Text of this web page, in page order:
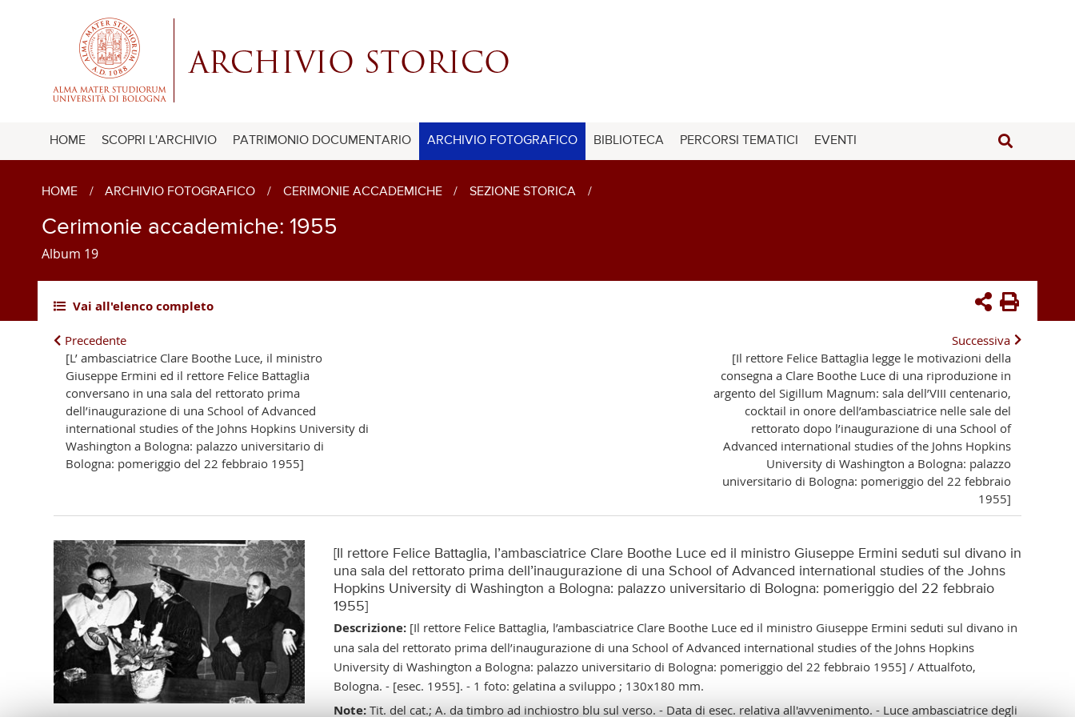
HOME SCOPRI L'ARCHIVIO PATRIMONIO DOCUMENTARIO ARCHIVIO FOTOGRAFICO BIBLIOTECA PERCORSI TEMATICI EVENTI
HOME / ARCHIVIO FOTOGRAFICO / CERIMONIE ACCADEMICHE / SEZIONE STORICA /
Cerimonie accademiche: 1955
Album 19
Vai all'elenco completo
Precedente
[L’ ambasciatrice Clare Boothe Luce, il ministro
Giuseppe Ermini ed il rettore Felice Battaglia
conversano in una sala del rettorato prima
dell’inaugurazione di una School of Advanced
international studies of the Johns Hopkins University di
Washington a Bologna: palazzo universitario di
Bologna: pomeriggio del 22 febbraio 1955]
Successiva
[Il rettore Felice Battaglia legge le motivazioni della
consegna a Clare Boothe Luce di una riproduzione in
argento del Sigillum Magnum: sala dell’VIII centenario,
cocktail in onore dell’ambasciatrice nelle sale del
rettorato dopo l’inaugurazione di una School of
Advanced international studies of the Johns Hopkins
University di Washington a Bologna: palazzo
universitario di Bologna: pomeriggio del 22 febbraio
1955]
[Il rettore Felice Battaglia, l’ambasciatrice Clare Boothe Luce ed il ministro Giuseppe Ermini seduti sul divano in
una sala del rettorato prima dell’inaugurazione di una School of Advanced international studies of the Johns
Hopkins University di Washington a Bologna: palazzo universitario di Bologna: pomeriggio del 22 febbraio
1955]
Descrizione:[Il rettore Felice Battaglia, l’ambasciatrice Clare Boothe Luce ed il ministro Giuseppe Ermini seduti sul divano in
una sala del rettorato prima dell’inaugurazione di una School of Advanced international studies of the Johns Hopkins
University di Washington a Bologna: palazzo universitario di Bologna: pomeriggio del 22 febbraio 1955] / Attualfoto,
Bologna. - [esec. 1955]. - 1 foto: gelatina a sviluppo ; 130x180 mm.
Note:Tit. del cat.; A. da timbro ad inchiostro blu sul verso. - Data di esec. relativa all'avvenimento. - Luce ambasciatrice degli